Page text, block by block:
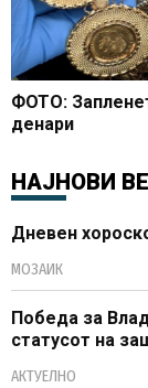
ФОТО:
денари
НАЈНОВИ
Дневен
МОЗАИК
Победа за
статусот на
АКТУЕЛНО